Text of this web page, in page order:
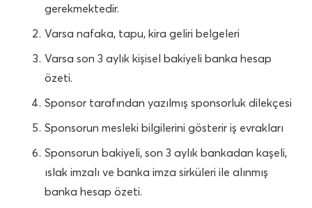
gerekmektedir.
Varsa nafaka, tapu, kira geliri belgeleri
Varsa son 3 aylık kişisel bakiyeli banka hesap
özeti.
Sponsor tarafından yazılmış sponsorluk dilekçesi
Sponsorun mesleki bilgilerini gösterir iş evrakları
Sponsorun bakiyeli, son 3 aylık bankadan kaşeli,
ıslak imzalı ve banka imza sirküleri ile alınmış
banka hesap özeti.